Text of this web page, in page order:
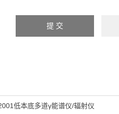
低本底多道γ能谱仪/辐射仪